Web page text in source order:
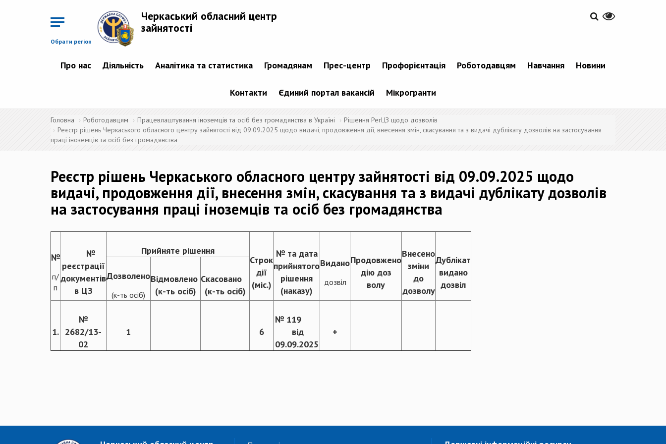
Обрати регіон
Черкаський обласний центр
зайнятості
Про нас Діяльність Аналітика та статистика Громадянам Прес-центр Профорієнтація Роботодавцям Навчання Новини
Контакти Єдиний портал вакансій Мікрогранти
Головна Роботодавцям Працевлаштування іноземців та осіб без громадянства в Україні
Рішення РегЦЗ щодо дозволів
Реєстр рішень Черкаського обласного центру зайнятості від 09.09.2025 щодо видачі, продовження дії, внесення змін, скасування та з видачі дублікату дозволів на застосування
праці іноземців та осіб без громадянства
Реєстр рішень Черкаського обласного центру зайнятості від 09.09.2025 щодо
видачі, продовження дії, внесення змін, скасування та з видачі дублікату дозволів
на застосування праці іноземців та осіб без громадянства
№
п/
п
№
реєстрації
документів
в ЦЗ
Прийняте рішення
Строк
дії
(міс.)
№ та дата
прийнятого
рішення
(наказу)
Видано
дозвіл
Продовжено
дію доз
волу
Внесено
зміни
до
дозволу
Дублікат
видано
дозвіл
Дозволено
(к-ть осіб)
Відмовлено
(к-ть осіб)
Скасовано
(к-ть осіб)
1.
№
2682/13-
02
1 6
№ 119
від
09.09.2025
+